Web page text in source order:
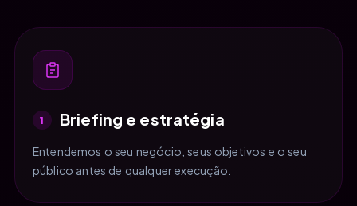
1 Briefing e estratégia
Entendemos o seu negócio, seus objetivos e o seu
público antes de qualquer execução.